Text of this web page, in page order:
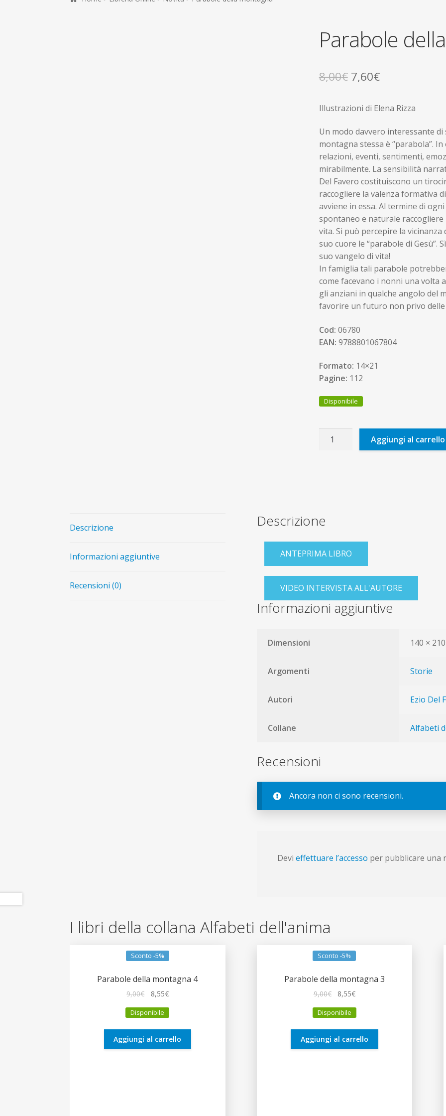
Parabole
8,00€ Il
originale
era:
8,00€.
7,60€Il
attuale
è:
7,60€.
Illustrazioni di Elena Rizza
Un modo davvero interessante
montagna stessa è “parabola”.
relazioni, eventi, sentimenti,
mirabilmente. La sensibilità
Del Favero costituiscono un
raccogliere la valenza formativa
avviene in essa. Al termine di
spontaneo e naturale
vita. Si può percepire la
suo cuore le “parabole di Gesù”.
suo vangelo di vita!
In famiglia tali parabole
come facevano i nonni una volta
gli anziani in qualche angolo del
favorire un futuro non privo delle
Cod: 06780
EAN: 9788801067804
Formato: 14×21
Pagine: 112
Disponibile
Parabole
Aggiungi al carrello
Descrizione
Informazioni aggiuntive
Recensioni (0)
Descrizione
ANTEPRIMA LIBRO
VIDEO INTERVISTA ALL'AUTORE
Informazioni aggiuntive
Dimensioni 140 ×
Argomenti Storie
Autori Ezio Del
Collane Alfabeti
Recensioni
Ancora non ci sono recensioni.
Devieffettuare l’accesso per pubblicare una
I libri della collana Alfabeti dell'anima
Sconto -5%
Parabole della montagna 4
9,00€
originale
9,00€.
8,55€Il
attuale
8,55€.
Disponibile
Aggiungi al carrello
Sconto -5%
Parabole della montagna 3
9,00€
originale
9,00€.
8,55€Il
attuale
8,55€.
Disponibile
Aggiungi al carrello